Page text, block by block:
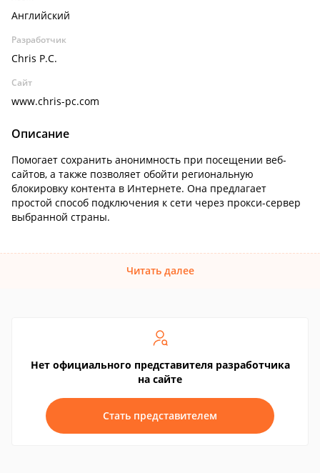
Английский
Разработчик
Chris P.C.
Сайт
www.chris-pc.com
Описание
Помогает сохранить анонимность при посещении веб-
сайтов, а также позволяет обойти региональную
блокировку контента в Интернете. Она предлагает
простой способ подключения к сети через прокси-сервер
выбранной страны.
Читать далее
Нет официального представителя разработчика
на сайте
Стать представителем